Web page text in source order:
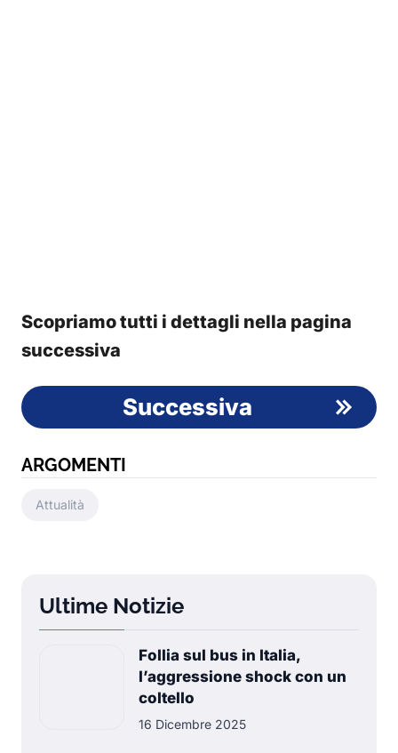
Scopriamo tutti i dettagli nella pagina
successiva
Successiva
ARGOMENTI
Attualità
Ultime Notizie
Follia sul bus in Italia,
l’aggressione shock con un
coltello
16 Dicembre 2025